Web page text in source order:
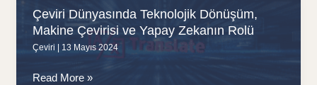
Çeviri Dünyasında Teknolojik Dönüşüm,
Makine Çevirisi ve Yapay Zekanın Rolü
Çeviri | 13 Mayıs 2024
Çeviri
Read More »